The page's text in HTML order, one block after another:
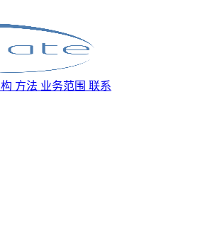
方法 业务范围 联系